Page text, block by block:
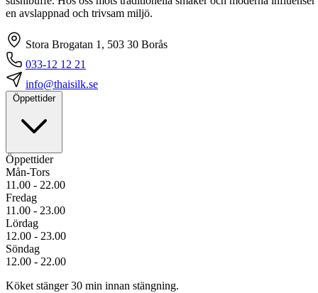
en avslappnad och trivsam miljö.
Stora Brogatan 1, 503 30 Borås
033-12 12 21
info@thaisilk.se
Öppettider
Öppettider
Mån-Tors
11.00 - 22.00
Fredag
11.00 - 23.00
Lördag
12.00 - 23.00
Söndag
12.00 - 22.00
Köket stänger 30 min innan stängning.